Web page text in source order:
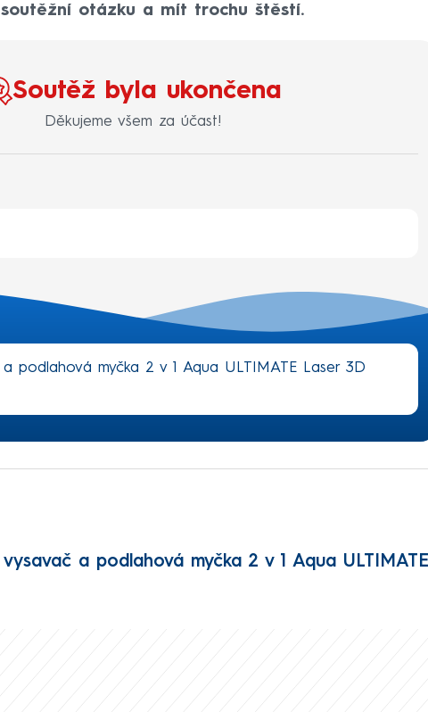
otázku a mít trochu štěstí.
Soutěž byla ukončena
Děkujeme všem za účast!
podlahová myčka 2 v 1 Aqua ULTIMATE Laser 3D
a podlahová myčka 2 v 1 Aqua ULTIMATE